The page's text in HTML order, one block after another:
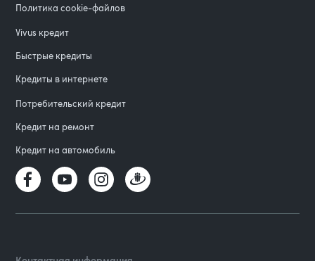
Политика cookie-файлов
Vivus кредит
Быстрые кредиты
Кредиты в интернете
Потребительский кредит
Кредит на ремонт
Кредит на автомобиль